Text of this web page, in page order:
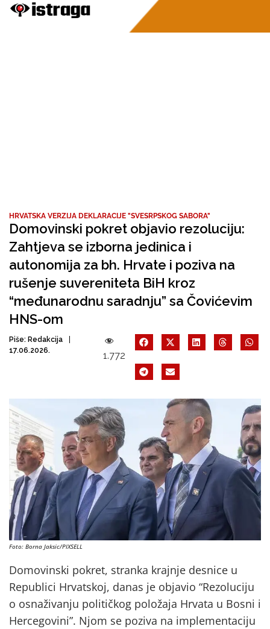
HRVATSKA VERZIJA DEKLARACIJE "SVESRPSKOG SABORA"
Domovinski pokret objavio rezoluciju:
Zahtjeva se izborna jedinica i
autonomija za bh. Hrvate i poziva na
rušenje suvereniteta BiH kroz
“međunarodnu saradnju” sa Čovićevim
HNS-om
Piše: Redakcija
17.06.2026.
1.772
Foto: Borna Jaksic/PIXSELL
Domovinski pokret, stranka krajnje desnice u
Republici Hrvatskoj, danas je objavio “Rezoluciju
o osnaživanju političkog položaja Hrvata u Bosni i
Hercegovini”. Njom se poziva na implementaciju